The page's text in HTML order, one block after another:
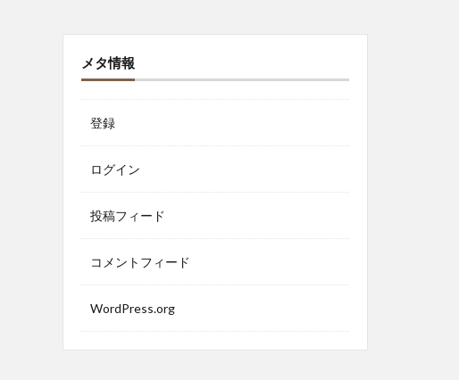
メタ情報
登録
ログイン
投稿フィード
コメントフィード
WordPress.org